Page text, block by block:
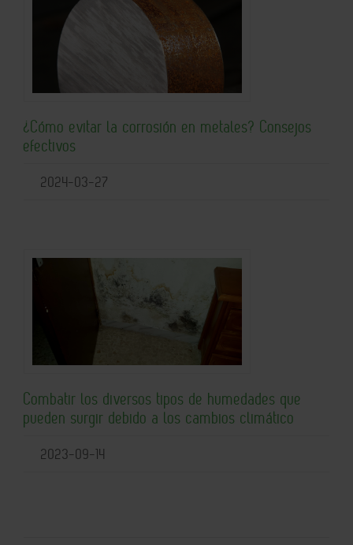
¿Cómo evitar la corrosión en metales? Consejos
efectivos
2024-03-27
Combatir los diversos tipos de humedades que
pueden surgir debido a los cambios climático
2023-09-14